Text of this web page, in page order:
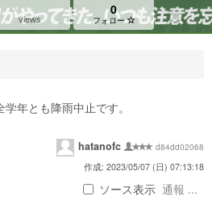
views
0
フォロー
年とも降雨中止です。
hatanofc
d84dd02068
作成: 2023/05/07 (日) 07:13:18
ソース表示 通報 ...